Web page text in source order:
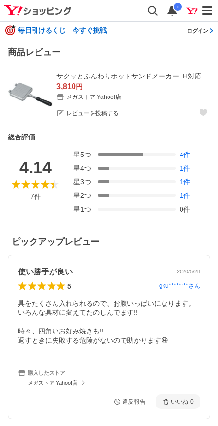
i
毎日引けるくじ 今すぐ挑戦 ログイン
商品レビュー
3,810円
メガストア Yahoo!店
レビューを投稿する
総合評価
4.14
7件
星5つ 4件
星4つ 1件
星3つ 1件
星2つ 1件
星1つ 0件
ピックアップレビュー
使い勝手が良い 2020/5/28
5 gku********さん
具をたくさん入れられるので、お腹いっぱいになります。
いろんな具材に変えてたのしんでます‼️
時々、四角いお好み焼きも‼️
返すときに失敗する危険がないので助かります😆
購入したストア
メガストア Yahoo!店
違反報告 いいね 0